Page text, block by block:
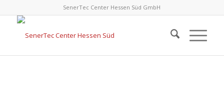
SenerTec Center Hessen Süd GmbH